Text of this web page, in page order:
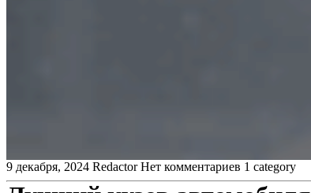
9 декабря, 2024 Redactor Нет комментариев 1 category